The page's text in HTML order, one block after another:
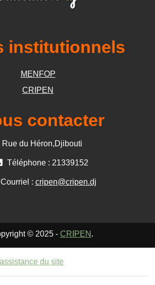
institutionnels
MENFOP
CRIPEN
contacter
Rue du Héron,Djibouti
Téléphone : 21339152
Courriel : cripen@cripen.dj
© 2025 - CRIPEN .
du site